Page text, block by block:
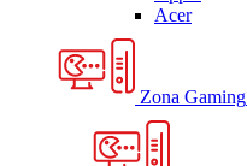
Acer
Zona Gaming